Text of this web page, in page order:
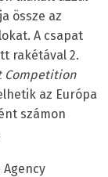
össze az
A csapat
rakétával 2.
Competition
az Európa
számon